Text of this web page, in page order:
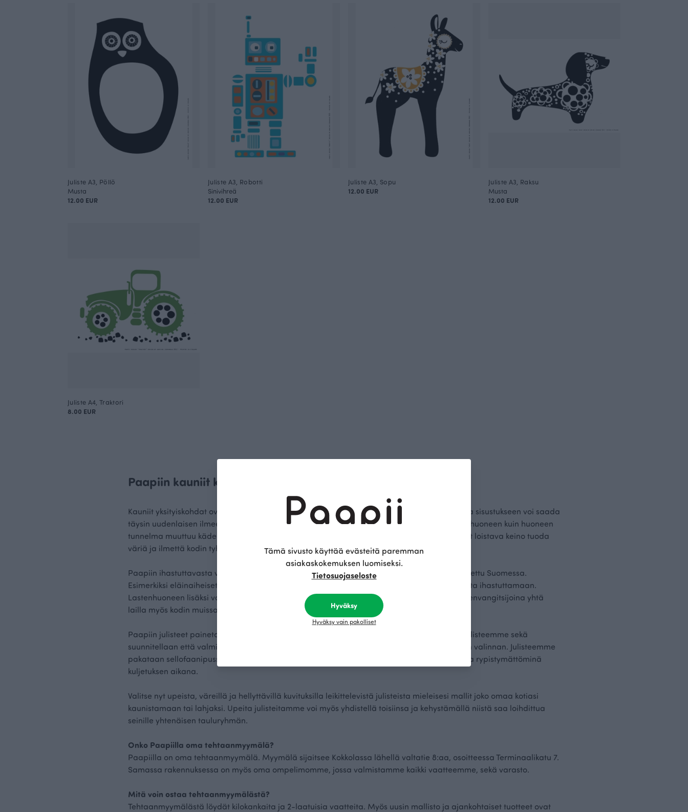
Juliste A3, Pöllö
Musta
12.00 EUR
Juliste A3, Robotti
Sinivihreä
12.00 EUR
Juliste A3, Sopu
12.00 EUR
Juliste A3, Raksu
Musta
12.00 EUR
Juliste A4, Traktori
8.00 EUR
Paapiin kauniit kotimaiset julisteet
Kauniit yksityiskohdat ovat jokaisen kodin sisustuksen peruspilareita. Jo pienellä panostuksella sisustukseen voi saada
täysin uudenlaisen ilmeen. Kun kodin eri huoneiden seinille ripustetaan esimerkiksi julisteita, huoneen kuin huoneen
tunnelma muuttuu kädenkäänteessä viihtyisämmäksi. Paapiin kauniisti kuvitetut julisteet ovat loistava keino tuoda
väriä ja ilmettä kodin tyhjille seinäpinnoille.
Paapiin ihastuttavasta valikoimasta löydät useita erilaisia kauniita julisteita, jotka on valmistettu Suomessa.
Esimerkiksi eläinaiheiset versiot ovat nappivalinta lastenhuoneeseen huoneen pientä asukasta ihastuttamaan.
Lastenhuoneen lisäksi valloittavat julisteemme voivat toimia veikeinä yksityiskohtina ja katseenvangitsijoina yhtä
lailla myös kodin muissa huoneissa.
Paapiin julisteet painetaan kasviöljypohjaisilla painoväreillä laadukkaalle julistepaperille. Julisteemme sekä
suunnitellaan että valmistetaan Suomessa, joten näitä julisteita hankkimalla teet vastuullisen valinnan. Julisteemme
pakataan sellofaanipussiin tukevan taustapahvin kera, minkä ansiosta ne pysyvät kauniina ja rypistymättöminä
kuljetuksen aikana.
Valitse nyt upeista, väreillä ja hellyttävillä kuvituksilla leikittelevistä julisteista mieleisesi mallit joko omaa kotiasi
kaunistamaan tai lahjaksi. Upeita julisteitamme voi myös yhdistellä toisiinsa ja kehystämällä niistä saa loihdittua
seinille yhtenäisen tauluryhmän.
Onko Paapiilla oma tehtaanmyymälä?
Paapiilla on oma tehtaanmyymälä. Myymälä sijaitsee Kokkolassa lähellä valtatie 8:aa, osoitteessa Terminaalikatu 7.
Samassa rakennuksessa on myös oma ompelimomme, jossa valmistamme kaikki vaatteemme, sekä varasto.
Mitä voin ostaa tehtaanmyymälästä?
Tehtaanmyymälästä löydät kilokankaita ja 2-laatuisia vaatteita. Myös uusin mallisto ja ajankohtaiset tuotteet ovat
Tämä sivusto käyttää evästeitä paremman
asiakaskokemuksen luomiseksi.
Tietosuojaseloste
Hyväksy
Hyväksy vain pakolliset